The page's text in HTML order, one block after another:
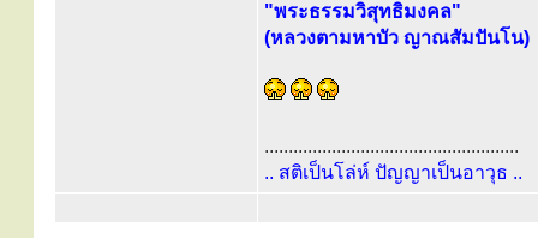
"พระธรรมวิสุทธิมงคล"
(หลวงตามหาบัว ญาณสัมปันโน)
.....................................................
.. สติเป็นโล่ห์ ปัญญาเป็นอาวุธ ..